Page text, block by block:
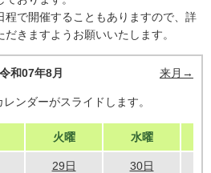
で開催することもありますので、詳
きますようお願いいたします。
令和07年8月 来月→
ンダーがスライドします。
火曜 水曜
29日 30日